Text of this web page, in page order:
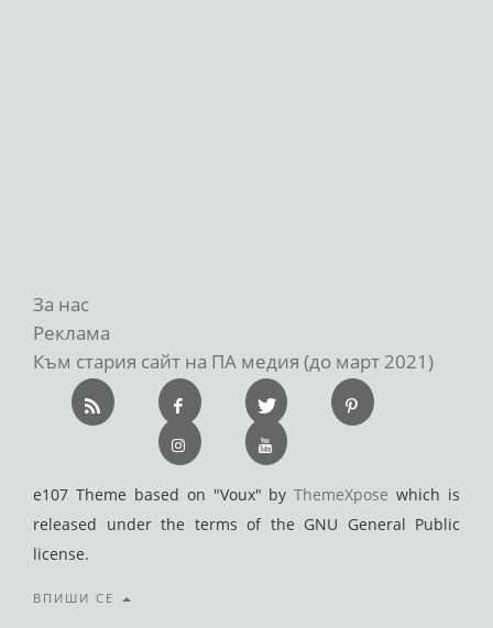
За нас
Реклама
Към стария сайт на ПА медия (до март 2021)
e107 Theme based on "Voux" byThemeXpose which is
released under the terms of the GNU General Public
license.
ВПИШИ СЕ